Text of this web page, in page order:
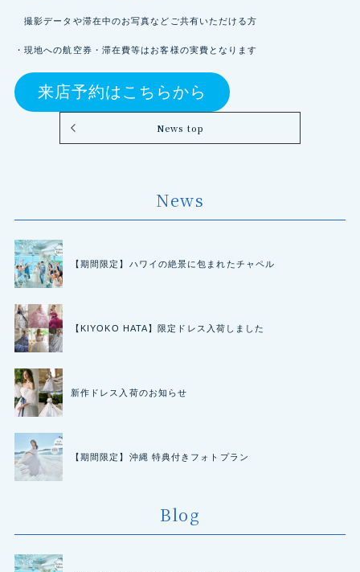
撮影データや滞在中のお写真などご共有いただける方
・現地への航空券・滞在費等はお客様の実費となります
来店予約はこちらから
News top
News
【期間限定】ハワイの絶景に包まれたチャペル
【KIYOKO HATA】限定ドレス入荷しました
新作ドレス入荷のお知らせ
【期間限定】沖縄 特典付きフォトプラン
Blog